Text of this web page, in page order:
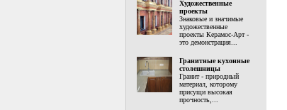
Художественные
проекты
Знаковые и значимые
художественные
проекты Керамос-Арт -
это демонстрация...
Гранитные кухонные
столешницы
Гранит - природный
материал, которому
присущи высокая
прочность,...